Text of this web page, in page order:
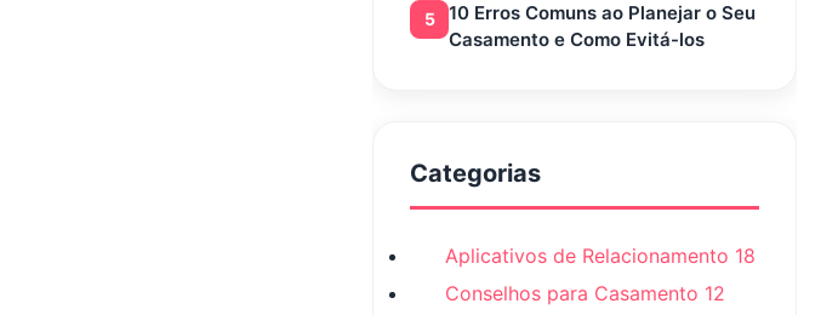
5
10 Erros Comuns ao Planejar o Seu
Casamento e Como Evitá-los
Categorias
Aplicativos de Relacionamento 18
Conselhos para Casamento 12